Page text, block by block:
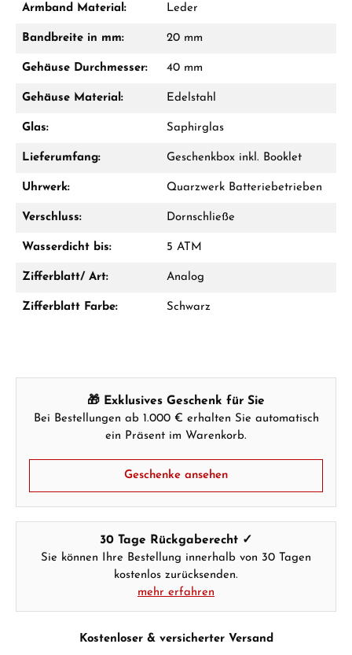
Damon Reiners
WhatsApp Chat
Geschenk im Warenkorb.
GESCHENKE ANSEHEN
Armband Material: Leder
Bandbreite in mm: 20 mm
Gehäuse Durchmesser: 40 mm
Gehäuse Material: Edelstahl
Glas: Saphirglas
Lieferumfang: Geschenkbox inkl. Booklet
Uhrwerk: Quarzwerk Batteriebetrieben
Verschluss: Dornschließe
Wasserdicht bis: 5 ATM
Zifferblatt/ Art: Analog
Zifferblatt Farbe: Schwarz
🎁 Exklusives Geschenk für Sie
Bei Bestellungen ab 1.000 € erhalten Sie automatisch
ein Präsent im Warenkorb.
Geschenke ansehen
30 Tage Rückgaberecht ✓
Sie können Ihre Bestellung innerhalb von 30 Tagen
kostenlos zurücksenden.
mehr erfahren
Kostenloser & versicherter Versand